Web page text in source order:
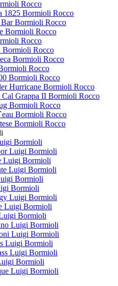
Rocco
1825 Bormioli Rocco
Bormioli Rocco
Bormioli Rocco
Rocco
Bormioli Rocco
Bormioli Rocco
Rocco
Bormioli Rocco
Hurricane Bormioli Rocco
Cal Grappa II Bormioli Rocco
Bormioli Rocco
Bormioli Rocco
Bormioli Rocco
Bormioli
Luigi Bormioli
Luigi Bormioli
Luigi Bormioli
Bormioli
Bormioli
Luigi Bormioli
Luigi Bormioli
Bormioli
Luigi Bormioli
Luigi Bormioli
Luigi Bormioli
Luigi Bormioli
Bormioli
Luigi Bormioli